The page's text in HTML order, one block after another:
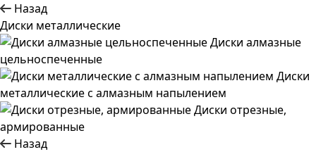
Назад
Диски металлические
Диски алмазные
цельноспеченные
Диски
металлические с алмазным напылением
Диски отрезные,
армированные
Назад